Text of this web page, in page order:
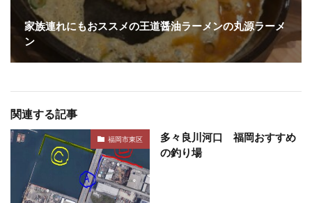
家族連れにもおススメの王道醤油ラーメンの丸源ラーメ
ン
関連する記事
福岡市東区
多々良川河口 福岡おすすめ
の釣り場